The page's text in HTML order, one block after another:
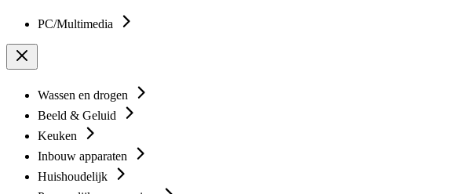
PC/Multimedia
Wassen en drogen
Beeld & Geluid
Keuken
Inbouw apparaten
Huishoudelijk